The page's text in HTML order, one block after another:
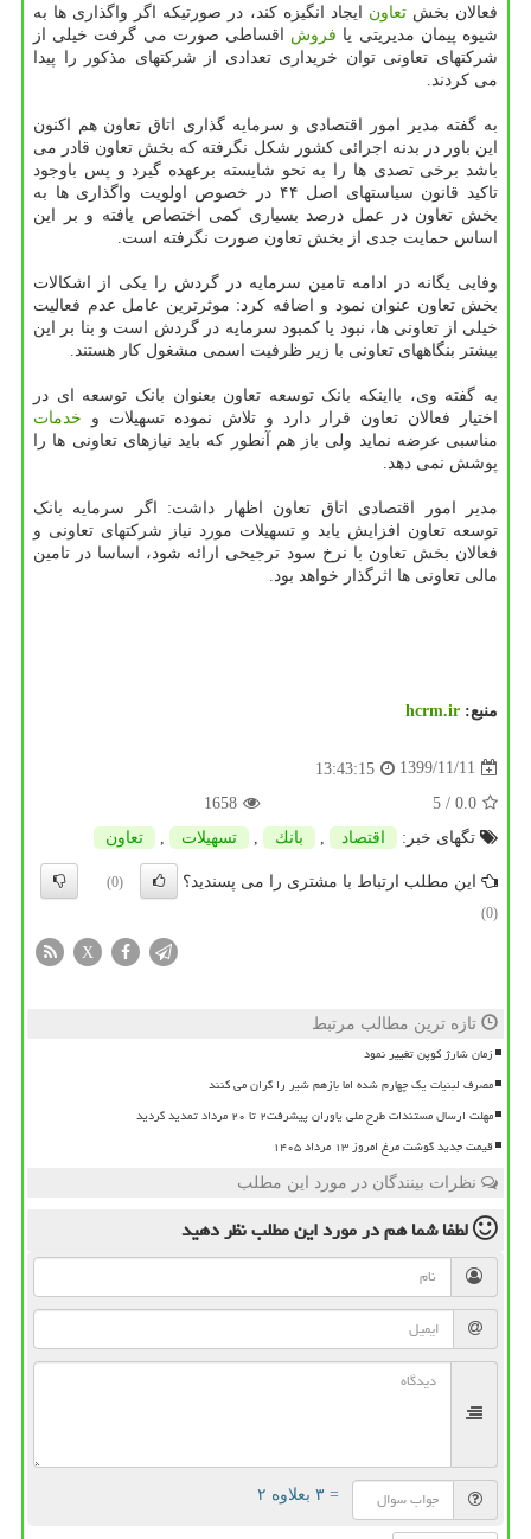
فعالان بخشتعاون ایجاد انگیزه کند، در صورتیکه اگر واگذاری ها به
شیوه پیمان مدیریتی یا فروش اقساطی صورت می گرفت خیلی از
شرکتهای تعاونی توان خریداری تعدادی از شرکتهای مذکور را پیدا
می کردند.
به گفته مدیر امور اقتصادی و سرمایه گذاری اتاق تعاون هم اکنون
این باور در بدنه اجرائی کشور شکل نگرفته که بخش تعاون قادر می
باشد برخی تصدی ها را به نحو شایسته برعهده گیرد و پس باوجود
تاکید قانون سیاستهای اصل ۴۴ در خصوص اولویت واگذاری ها به
بخش تعاون در عمل درصد بسیاری کمی اختصاص یافته و بر این
اساس حمایت جدی از بخش تعاون صورت نگرفته است.
وفایی یگانه در ادامه تامین سرمایه در گردش را یکی از اشکالات
بخش تعاون عنوان نمود و اضافه کرد: موثرترین عامل عدم فعالیت
خیلی از تعاونی ها، نبود یا کمبود سرمایه در گردش است و بنا بر این
بیشتر بنگاههای تعاونی با زیر ظرفیت اسمی مشغول کار هستند.
به گفته وی، بااینکه بانک توسعه تعاون بعنوان بانک توسعه ای در
اختیار فعالان تعاون قرار دارد و تلاش نموده تسهیلات و خدمات
مناسبی عرضه نماید ولی باز هم آنطور که باید نیازهای تعاونی ها را
پوشش نمی دهد.
مدیر امور اقتصادی اتاق تعاون اظهار داشت: اگر سرمایه بانک
توسعه تعاون افزایش یابد و تسهیلات مورد نیاز شرکتهای تعاونی و
فعالان بخش تعاون با نرخ سود ترجیحی ارائه شود، اساسا در تامین
مالی تعاونی ها اثرگذار خواهد بود.
منبع: hcrm.ir
1399/11/11
13:43:15
0.0
/ 5
1658
تگهای خبر:
اقتصاد , بانك , تسهیلات , تعاون
این مطلب ارتباط با مشتری را می پسندید؟
(0)
(0)
X
تازه ترین مطالب مرتبط
زمان شارژ کوپن تغییر نمود
مصرف لبنیات یک چهارم شده اما بازهم شیر را گران می کنند
مهلت ارسال مستندات طرح ملی یاوران پیشرفت۲ تا ۲۰ مرداد تمدید گردید
قیمت جدید گوشت مرغ امروز ۱۳ مرداد ۱۴۰۵
نظرات بینندگان در مورد این مطلب
لطفا شما همدر مورد این مطلبنظر دهید
= ۳ بعلاوه ۲